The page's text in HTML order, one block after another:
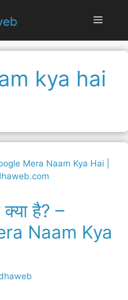
Menu
kya hai
है? –
Naam Kya